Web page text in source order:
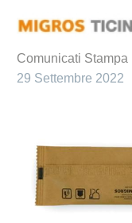
Comunicati Stampa
29 Settembre 2022